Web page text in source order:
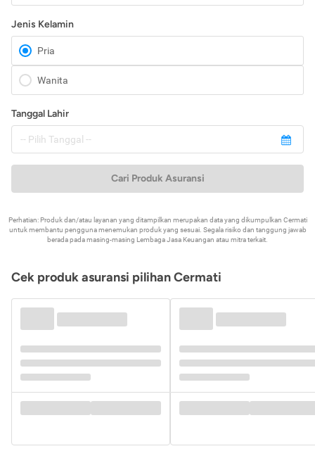
Jenis Kelamin
Pria
Wanita
Tanggal Lahir
Cari Produk Asuransi
Perhatian: Produk dan/atau layanan yang ditampilkan merupakan data yang dikumpulkan Cermati
untuk membantu pengguna menemukan produk yang sesuai. Segala risiko dan tanggung jawab
berada pada masing-masing Lembaga Jasa Keuangan atau mitra terkait.
Cek produk asuransi pilihan Cermati